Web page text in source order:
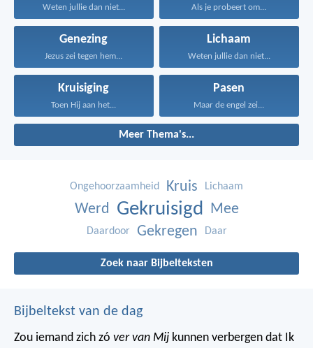
Weten jullie dan niet... Als je probeert om...
Genezing
Jezus zei tegen hem...
Lichaam
Weten jullie dan niet...
Kruisiging
Toen Hij aan het...
Pasen
Maar de engel zei...
Meer Thema's...
Ongehoorzaamheid Kruis Lichaam
Werd Gekruisigd Mee
Daardoor Gekregen Daar
Zoek naar Bijbelteksten
Bijbeltekst van de dag
Zou iemand zich zó ver van Mij kunnen verbergen dat Ik